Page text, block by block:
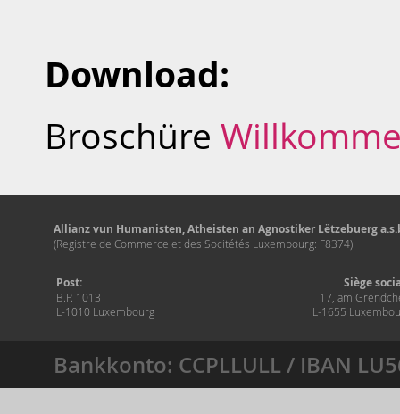
Download:
Broschüre
Allianz vun Humanisten, Atheisten an Agnostiker Lëtzebuerg
(Registre de Commerce et des Socitétés Luxembourg: F8374)
Post:
B.P. 1013
L-1010 Luxembourg
Siège
17, am
L-1655
Bankkonto: CCPLLULL / IBAN